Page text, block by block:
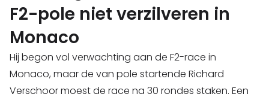
F2-pole niet verzilveren in
Monaco
Hij begon vol verwachting aan de F2-race in
Monaco, maar de van pole startende Richard
Verschoor moest de race na 30 rondes staken. Een